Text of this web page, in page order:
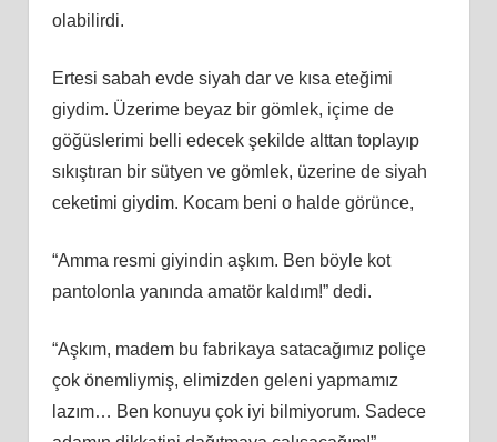
olabilirdi.
Ertesi sabah evde siyah dar ve kısa eteğimi
giydim. Üzerime beyaz bir gömlek, içime de
göğüslerimi belli edecek şekilde alttan toplayıp
sıkıştıran bir sütyen ve gömlek, üzerine de siyah
ceketimi giydim. Kocam beni o halde görünce,
“Amma resmi giyindin aşkım. Ben böyle kot
pantolonla yanında amatör kaldım!” dedi.
“Aşkım, madem bu fabrikaya satacağımız poliçe
çok önemliymiş, elimizden geleni yapmamız
lazım… Ben konuyu çok iyi bilmiyorum. Sadece